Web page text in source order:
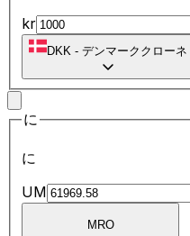
kr
DKK - デンマーククローネ
に
に
UM
MRO